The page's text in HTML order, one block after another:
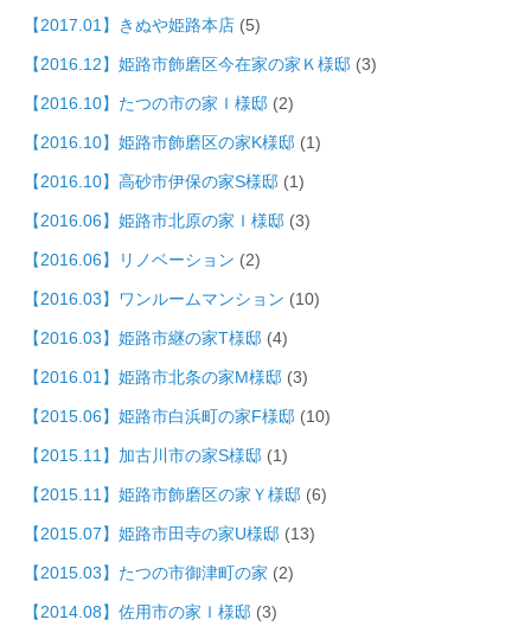
【2017.01】きぬや姫路本店 (5)
【2016.12】姫路市飾磨区今在家の家Ｋ様邸 (3)
【2016.10】たつの市の家Ｉ様邸 (2)
【2016.10】姫路市飾磨区の家K様邸 (1)
【2016.10】高砂市伊保の家S様邸 (1)
【2016.06】姫路市北原の家Ｉ様邸 (3)
【2016.06】リノベーション (2)
【2016.03】ワンルームマンション (10)
【2016.03】姫路市継の家T様邸 (4)
【2016.01】姫路市北条の家M様邸 (3)
【2015.06】姫路市白浜町の家F様邸 (10)
【2015.11】加古川市の家S様邸 (1)
【2015.11】姫路市飾磨区の家Ｙ様邸 (6)
【2015.07】姫路市田寺の家U様邸 (13)
【2015.03】たつの市御津町の家 (2)
【2014.08】佐用市の家Ｉ様邸 (3)